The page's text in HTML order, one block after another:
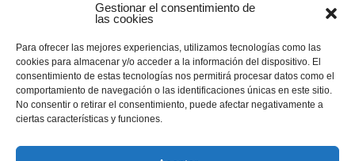
Gestionar el consentimiento de
las cookies
Para ofrecer las mejores experiencias, utilizamos tecnologías como las
cookies para almacenar y/o acceder a la información del dispositivo. El
consentimiento de estas tecnologías nos permitirá procesar datos como el
comportamiento de navegación o las identificaciones únicas en este sitio.
No consentir o retirar el consentimiento, puede afectar negativamente a
ciertas características y funciones.
La Revista SMX 59 hace
balance del primer curso de
'Somos Uno'
balance del primer curso de la Campaña